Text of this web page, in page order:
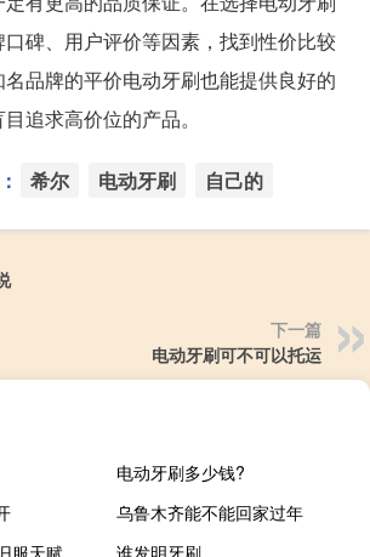
碑、用户评价等因素，找到性价比较
品牌的平价电动牙刷也能提供良好的
追求高价位的产品。
希尔 电动牙刷 自己的
下一篇
电动牙刷可不可以托运
电动牙刷多少钱?
乌鲁木齐能不能回家过年
谁发明牙刷